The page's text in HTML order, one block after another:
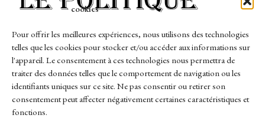
cookies
Pour offrir les meilleures expériences, nous utilisons des technologies
telles que les cookies pour stocker et/ou accéder aux informations sur
l'appareil. Le consentement à ces technologies nous permettra de
traiter des données telles que le comportement de navigation ou les
identifiants uniques sur ce site. Ne pas consentir ou retirer son
consentement peut affecter négativement certaines caractéristiques et
fonctions.
Links
Contact
Sitemap